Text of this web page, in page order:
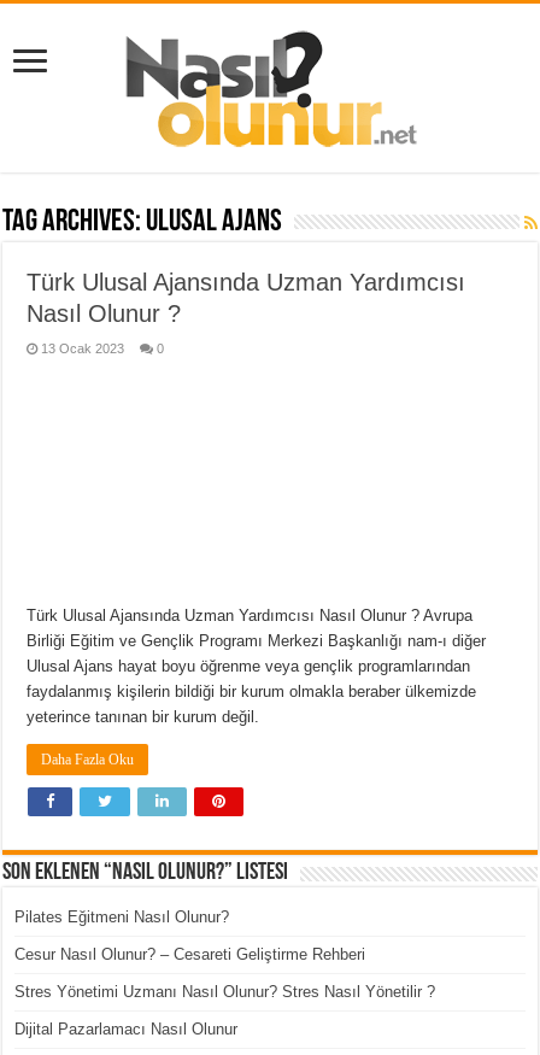
Tag Archives: ulusal ajans
Türk Ulusal Ajansında Uzman Yardımcısı
Nasıl Olunur ?
13 Ocak 2023 0
Türk Ulusal Ajansında Uzman Yardımcısı Nasıl Olunur ? Avrupa
Birliği Eğitim ve Gençlik Programı Merkezi Başkanlığı nam-ı diğer
Ulusal Ajans hayat boyu öğrenme veya gençlik programlarından
faydalanmış kişilerin bildiği bir kurum olmakla beraber ülkemizde
yeterince tanınan bir kurum değil.
Daha Fazla Oku
Son Eklenen “Nasıl Olunur?” Listesi
Pilates Eğitmeni Nasıl Olunur?
Cesur Nasıl Olunur? – Cesareti Geliştirme Rehberi
Stres Yönetimi Uzmanı Nasıl Olunur? Stres Nasıl Yönetilir ?
Dijital Pazarlamacı Nasıl Olunur